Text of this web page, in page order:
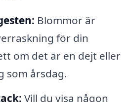
Blommor är
för din
om det är en dejt eller
som årsdag.
Vill du visa någon